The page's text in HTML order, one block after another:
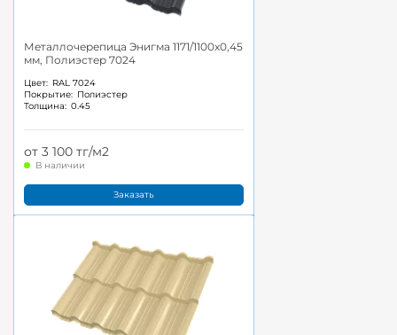
Металлочерепица Энигма 1171/1100x0,45
мм, Полиэстер 7024
Цвет: RAL 7024
Покрытие: Полиэстер
Толщина: 0.45
от 3 100 тг/м2
В наличии
Заказать